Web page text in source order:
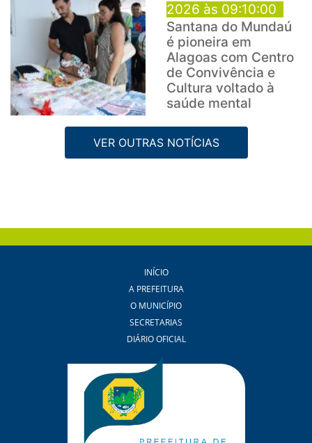
2026 às 09:10:00
Santana do Mundaú
é pioneira em
Alagoas com Centro
de Convivência e
Cultura voltado à
saúde mental
VER OUTRAS NOTÍCIAS
INÍCIO
A PREFEITURA
O MUNICÍPIO
SECRETARIAS
DIÁRIO OFICIAL